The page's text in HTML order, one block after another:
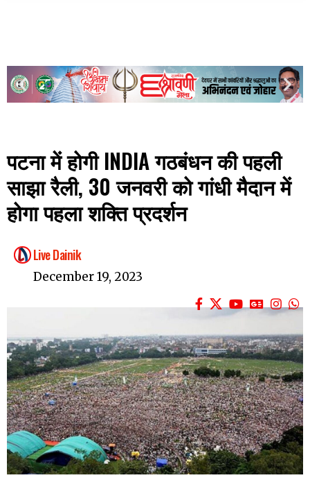
पटना में होगी INDIA गठबंधन की पहली
साझा रैली, 30 जनवरी को गांधी मैदान में
होगा पहला शक्ति प्रदर्शन
Live Dainik
December 19, 2023